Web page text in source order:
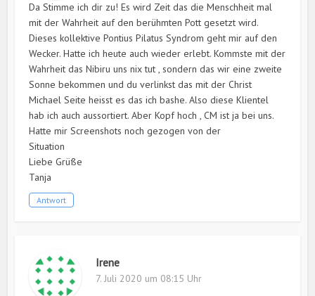
Da Stimme ich dir zu! Es wird Zeit das die Menschheit mal
mit der Wahrheit auf den berühmten Pott gesetzt wird.
Dieses kollektive Pontius Pilatus Syndrom geht mir auf den
Wecker. Hatte ich heute auch wieder erlebt. Kommste mit der
Wahrheit das Nibiru uns nix tut , sondern das wir eine zweite
Sonne bekommen und du verlinkst das mit der Christ
Michael Seite heisst es das ich bashe. Also diese Klientel
hab ich auch aussortiert. Aber Kopf hoch , CM ist ja bei uns.
Hatte mir Screenshots noch gezogen von der
Situation
Liebe Grüße
Tanja
Antwort
Irene
7. Juli 2020 um 08:15 Uhr